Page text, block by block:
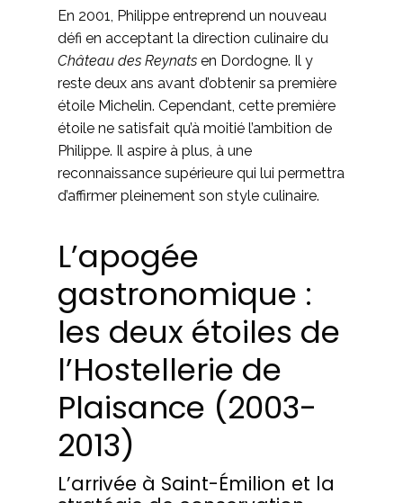
En 2001, Philippe entreprend un nouveau
défi en acceptant la direction culinaire du
Château des Reynats en Dordogne. Il y
reste deux ans avant d’obtenir sa première
étoile Michelin. Cependant, cette première
étoile ne satisfait qu’à moitié l’ambition de
Philippe. Il aspire à plus, à une
reconnaissance supérieure qui lui permettra
d’affirmer pleinement son style culinaire.
L’apogée
gastronomique :
les deux étoiles de
l’Hostellerie de
Plaisance (2003-
2013)
L’arrivée à Saint-Émilion et la